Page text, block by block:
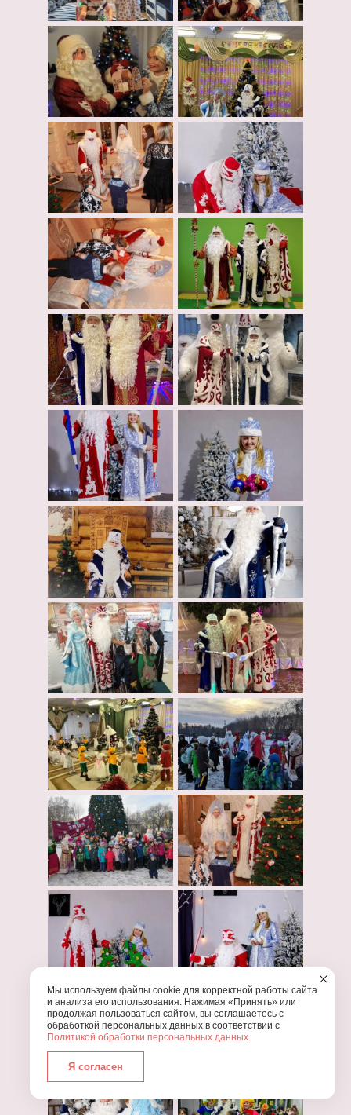
Мы используем файлы cookie для корректной работы сайта
и анализа его использования. Нажимая «Принять» или
продолжая пользоваться сайтом, вы соглашаетесь с
обработкой персональных данных в соответствии с
Политикой обработки персональных данных.
Я согласен